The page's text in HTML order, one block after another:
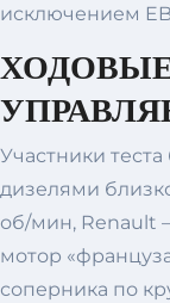
исключением
Участники
дизелями
об/мин, Renault
мотор
соперника по